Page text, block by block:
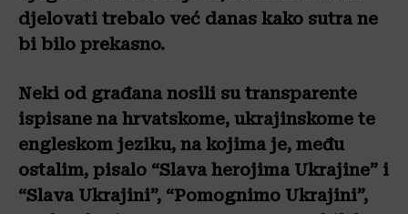
djelovati trebalo već danas kako sutra ne
bi bilo prekasno.
Neki od građana nosili su transparente
ispisane na hrvatskome, ukrajinskome te
engleskom jeziku, na kojima je, među
ostalim, pisalo “Slava herojima Ukrajine” i
“Slava Ukrajini”, “Pomognimo Ukrajini”,